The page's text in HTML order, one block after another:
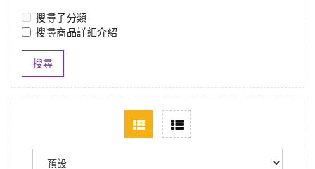
搜尋子分類
搜尋商品詳細介紹